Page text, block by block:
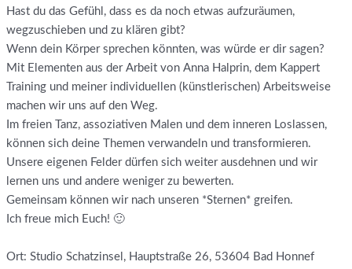
Hast du das Gefühl, dass es da noch etwas aufzuräumen,
wegzuschieben und zu klären gibt?
Wenn dein Körper sprechen könnten, was würde er dir sagen?
Mit Elementen aus der Arbeit von Anna Halprin, dem Kappert
Training und meiner individuellen (künstlerischen) Arbeitsweise
machen wir uns auf den Weg.
Im freien Tanz, assoziativen Malen und dem inneren Loslassen,
können sich deine Themen verwandeln und transformieren.
Unsere eigenen Felder dürfen sich weiter ausdehnen und wir
lernen uns und andere weniger zu bewerten.
Gemeinsam können wir nach unseren *Sternen* greifen.
Ich freue mich Euch! 🙂
Ort: Studio Schatzinsel, Hauptstraße 26, 53604 Bad Honnef